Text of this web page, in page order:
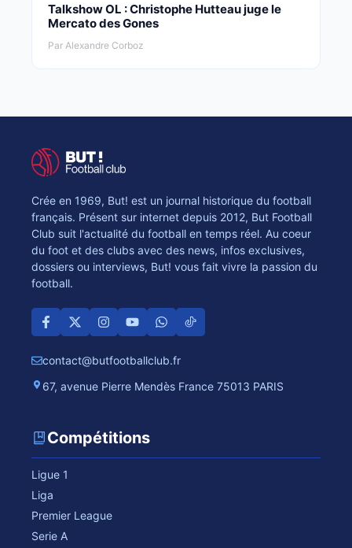
Talkshow OL : Christophe Hutteau juge le
Mercato des Gones
Par Alexandre Corboz
Crée en 1969, But! est un journal historique du football
français. Présent sur internet depuis 2012, But Football
Club suit l'actualité du football en temps réel. Au coeur
du foot et des clubs avec des news, infos exclusives,
dossiers ou interviews, But! vous fait vivre la passion du
football.
contact@butfootballclub.fr
67, avenue Pierre Mendès France 75013 PARIS
Compétitions
Ligue 1
Liga
Premier League
Serie A